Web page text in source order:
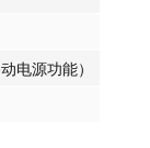
电源功能）